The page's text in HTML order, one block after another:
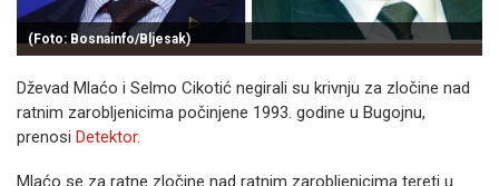
(Foto: Bosnainfo/Bljesak)
Dževad Mlaćo i Selmo Cikotić negirali su krivnju za zločine nad
ratnim zarobljenicima počinjene 1993. godine u Bugojnu,
prenosi Detektor.
Mlaćo se za ratne zločine nad ratnim zarobljenicima tereti u